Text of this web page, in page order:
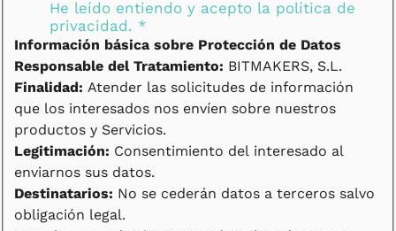
He leído entiendo y acepto la política de
privacidad. *
Información básica sobre Protección de Datos
Responsable del Tratamiento: BITMAKERS, S.L.
Finalidad: Atender las solicitudes de información
que los interesados nos envíen sobre nuestros
productos y Servicios.
Legitimación: Consentimiento del interesado al
enviarnos sus datos.
Destinatarios: No se cederán datos a terceros salvo
obligación legal.